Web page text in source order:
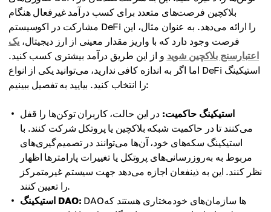
بلاکچین فرصت‌های متعدد برای کسب درآمد غیرفعال هنگام
مشارکت در اکوسیستم DeFi را ارائه می‌دهد. به عنوان مثال، این
فرصت وجود دارد که با واریز مقدار معینی از ارز دیجیتال،یک
اعتبارسنج بلاکچین شوید و از این طریق درآمد بیشتری کسب کنید.
اما اگر به اندازه کافی ندارید، می‌توانید یکی از انواع DeFi استیکینگ
را انتخاب کنید. بیایید به تفصیل ببینیم:
استیکینگ حاکمیت: در این حالت، کاربران توکن‌ها را قفل
می‌کنند تا در حاکمیت شبکه بلاکچین یا پروتکل شرکت کنند. با
استیکینگ سکه‌های خود، آن‌ها می‌توانند در تصمیم‌گیری‌های
مربوط به به‌روزرسانی‌های پروتکل یا تغییرات پارامترها اظهار
نظر کنند. این به ذینفعان اجازه می‌دهد جهت سیستم غیرمتمرکز
را تعیین کنند.
استیکینگ DAO: DAOها سازمان‌های خودمختاری هستند که